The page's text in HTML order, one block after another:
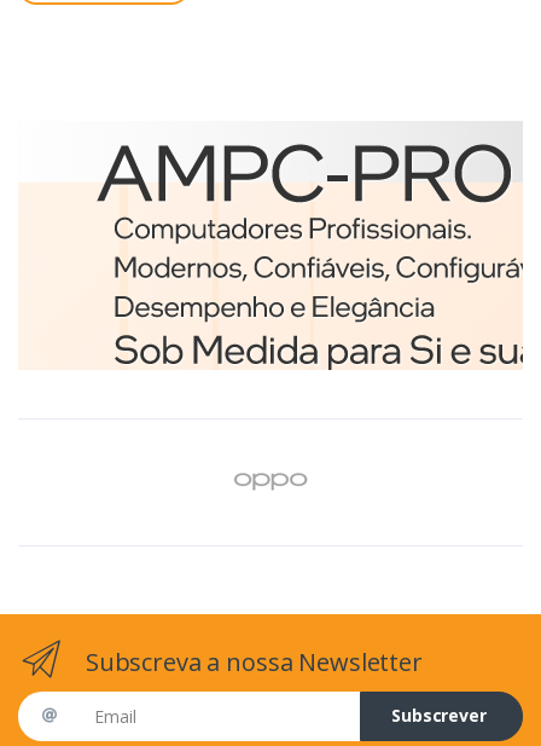
Etiquetas
Brother BCS-1J074102-121
etiqueta para impressão
Branco
€98,75
Subscreva a nossa Newsletter
Email address
Subscrever